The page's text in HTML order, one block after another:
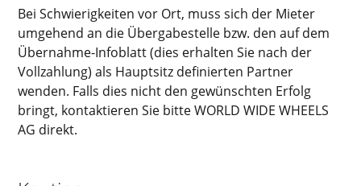
Bei Schwierigkeiten vor Ort, muss sich der Mieter
umgehend an die Übergabestelle bzw. den auf dem
Übernahme-Infoblatt (dies erhalten Sie nach der
Vollzahlung) als Hauptsitz definierten Partner
wenden. Falls dies nicht den gewünschten Erfolg
bringt, kontaktieren Sie bitte WORLD WIDE WHEELS
AG direkt.